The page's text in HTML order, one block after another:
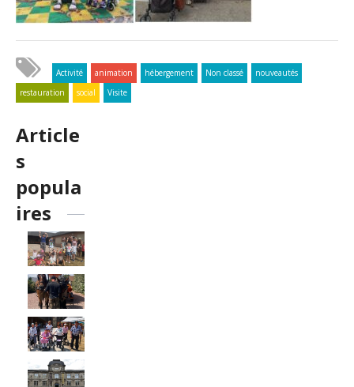
Activité animation hébergement Non classé
nouveautés
restauration
social Visite
Article
s
popula
ires